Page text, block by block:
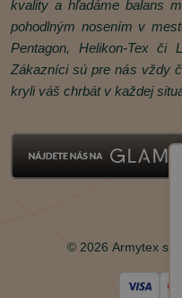
kvality a hľadáme balans
pohodlným nosením v
Pentagon, Helikon‑Tex či
Zákazníci sú pre nás vždy
kryli váš chrbát v každej
© 2026 Armytex